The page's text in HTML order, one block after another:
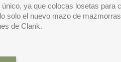
ya que colocas losetas para
solo el nuevo mazo de
de Clank.